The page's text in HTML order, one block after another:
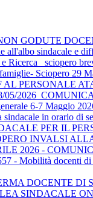
GODUTE
all'albo sindacale e
Ricerca_ sciopero
Sciopero 29
AL PERSONALE
05/
6-7 Maggio
sindacale in orario di
PER IL
INVALSI
2026 -
- Mobilità docenti
DOCENTE DI
SINDACALE